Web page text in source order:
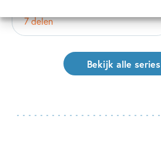
7 delen
Bekijk alle series